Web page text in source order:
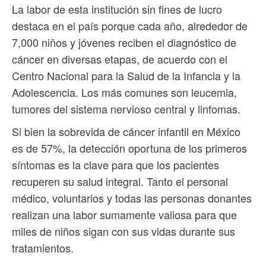
La labor de esta institución sin fines de lucro
destaca en el país porque cada año, alrededor de
7,000 niños y jóvenes reciben el diagnóstico de
cáncer en diversas etapas, de acuerdo con el
Centro Nacional para la Salud de la Infancia y la
Adolescencia. Los más comunes son leucemia,
tumores del sistema nervioso central y linfomas.
Si bien la sobrevida de cáncer infantil en México
es de 57%, la detección oportuna de los primeros
síntomas es la clave para que los pacientes
recuperen su salud integral. Tanto el personal
médico, voluntarios y todas las personas donantes
realizan una labor sumamente valiosa para que
miles de niños sigan con sus vidas durante sus
tratamientos.